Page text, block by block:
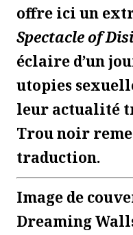
offre ici un
Spectacle of
éclaire d’un
utopies
leur actualité
Trou noir
traduction.
Image de
Dreaming